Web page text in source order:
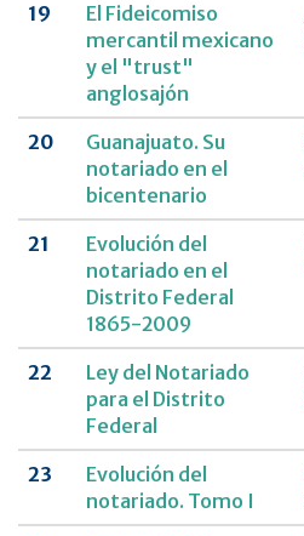
19
El Fideicomiso
mercantil mexicano
y el "trust"
anglosajón
20
Guanajuato. Su
notariado en el
bicentenario
21
Evolución del
notariado en el
Distrito Federal
1865-2009
22
Ley del Notariado
para el Distrito
Federal
23
Evolución del
notariado. Tomo I